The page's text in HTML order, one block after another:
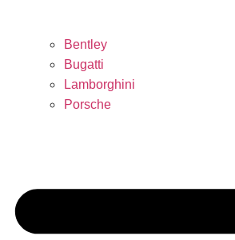
Bentley
Bugatti
Lamborghini
Porsche